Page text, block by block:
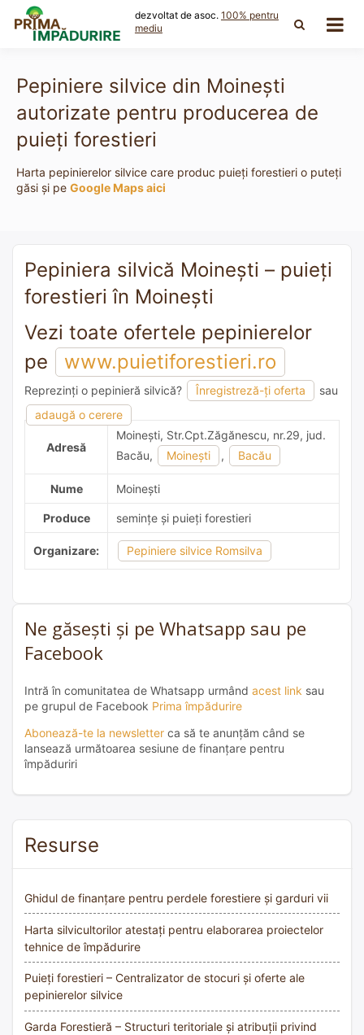
content
dezvoltat de asoc. 100% pentru
mediu
Pepiniere silvice din Moineşti
autorizate pentru producerea de
puieți forestieri
Harta pepinierelor silvice care produc puieți forestieri o puteți
găsi și pe Google Maps aici
Pepiniera silvică Moineşti – puieți
forestieri în Moineşti
Vezi toate ofertele pepinierelor
pe
www.puietiforestieri.ro
Reprezinți o pepinieră silvică? Înregistreză-ți oferta
sau
adaugă o cerere
adaugă o recomandare
Adresă
Moineşti, Str.Cpt.Zăgănescu, nr.29, jud.
Bacău,
Moineşti , Bacău
Nume Moineşti
Produce semințe și puieți forestieri
Organizare: Pepiniere silvice Romsilva
Ne găsești și pe Whatsapp sau pe
Facebook
Intră în comunitatea de Whatsapp urmând acest link sau
pe grupul de Facebook Prima împădurire
Abonează-te la newsletter ca să te anunțăm când se
lansează următoarea sesiune de finanțare pentru
împăduriri
Resurse
Ghidul de finanțare pentru perdele forestiere și garduri vii
Harta silvicultorilor atestați pentru elaborarea proiectelor
tehnice de împădurire
Puieți forestieri – Centralizator de stocuri și oferte ale
pepinierelor silvice
Garda Forestieră – Structuri teritoriale și atribuții privind